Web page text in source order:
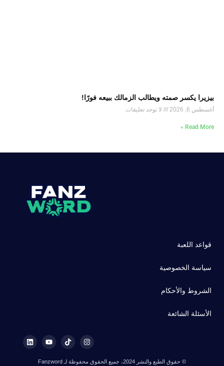
بيزيرا يكسر صمته ويطالب الزمالك ببيعه فورًا!
أغسطس 6, 2026 لا توجد تعليقات
Read More »
قواعد اللعبة
سياسة الخصوصية
الشروط والأحكام
الأسئلة الشائعة
© حقوق الطبع والنشر 2024، جميع الحقوق محفوظة لـ Fanzword